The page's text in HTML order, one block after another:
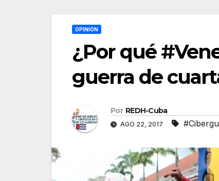
OPINIÓN
¿Por qué
guerra de
Por REDH-Cuba
AGO 22, 2017